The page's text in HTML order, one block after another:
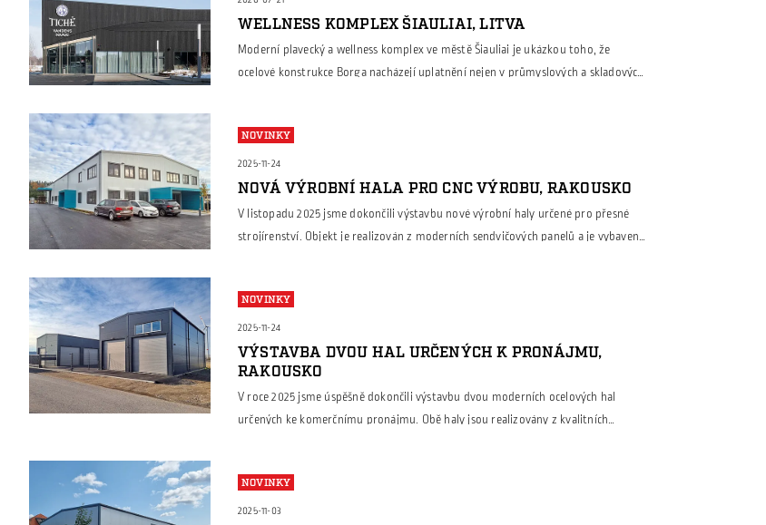
WELLNESS KOMPLEX ŠIAULIAI, LITVA
Moderní plavecký a wellness komplex ve městě Šiauliai je ukázkou toho, že
ocelové konstrukce Borga nacházejí uplatnění nejen v průmyslových a skladových
výroby jednotlivých prvků a podílela se také na jejich montáži. Neobvyklé tvarové
[…]
NOVINKY
2025-11-24
NOVÁ VÝROBNÍ HALA PRO CNC VÝROBU, RAKOUSKO
V listopadu 2025 jsme dokončili výstavbu nové výrobní haly určené pro přesné
strojírenství. Objekt je realizován z moderních sendvičových panelů a je vybaven
technikou zázemí pro obsluhu navazující kanceláře pro vedení výroby a
administrativu […]
NOVINKY
2025-11-24
VÝSTAVBA DVOU HAL URČENÝCH K PRONÁJMU,
RAKOUSKO
V roce 2025 jsme úspěšně dokončili výstavbu dvou moderních ocelových hal
určených ke komerčnímu pronájmu. Obě haly jsou realizovány z kvalitních
flexibilní využití – například jako kanceláře, zázemí pro zaměstnance, sklad nebo
showroom. Nové haly […]
NOVINKY
2025-11-03